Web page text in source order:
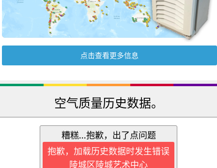
点击查看更多信息
空气质量历史数据。
糟糕...抱歉，出了点问题
抱歉，加载历史数据时发生错误
陵城区陵城艺术中心